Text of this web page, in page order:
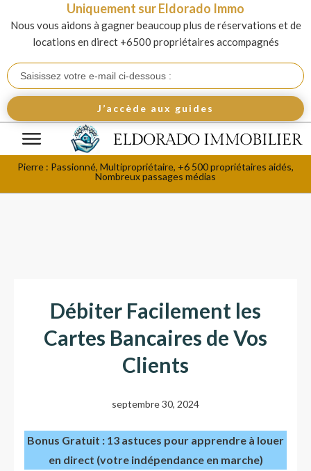
Uniquement sur Eldorado Immo
Nous vous aidons à gagner beaucoup plus de réservations et de
locations en direct +6500 propriétaires accompagnés
J’accède aux guides
Pierre : Passionné, Multipropriétaire, +6 500 propriétaires aidés,
Nombreux passages médias
Débiter Facilement les
Cartes Bancaires de Vos
Clients
septembre 30, 2024
Bonus Gratuit : 13 astuces pour apprendre à louer
en direct (votre indépendance en marche)